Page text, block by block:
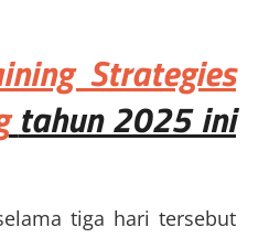
Strategies
tahun 2025 ini
tiga hari tersebut